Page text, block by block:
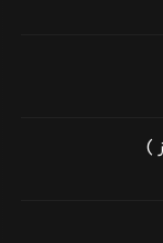
)